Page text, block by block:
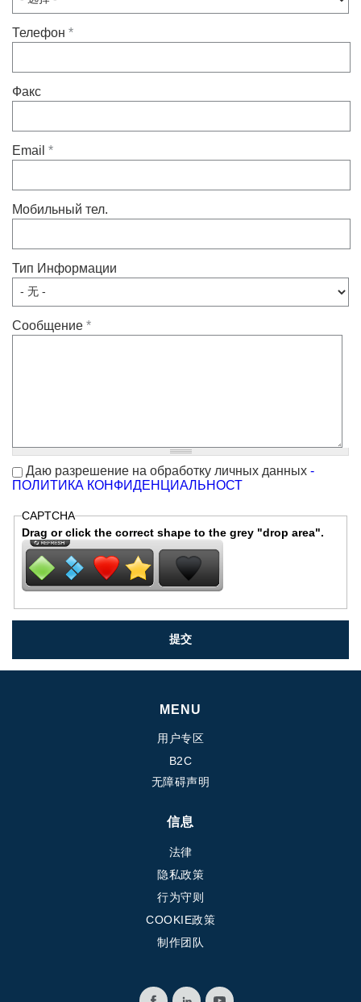
Телефон *
Факс
Email *
Мобильный тел.
Тип Информации
Сообщение *
Даю разрешение на обработку личных данных -
ПОЛИТИКА КОНФИДЕНЦИАЛЬНОСТ
CAPTCHA
Drag or click the correct shape to the grey "drop area".
MENU
用户专区
B2C
无障碍声明
信息
法律
隐私政策
行为守则
COOKIE政策
制作团队